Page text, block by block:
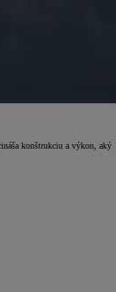
konštrukciu a výkon, aký